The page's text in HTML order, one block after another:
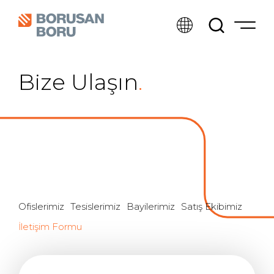
Bize Ulaşın.
Ofislerimiz Tesislerimiz Bayilerimiz
Satış Ekibimiz
İletişim Formu